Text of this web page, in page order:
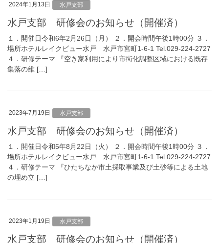
2024年1月13日 水戸支部
水戸支部 研修会のお知らせ（開催済）
１．開催日令和6年2月26日（月） ２．開会時間午後1時00分 ３．
場所ホテルレイクビュー水戸 水戸市宮町1-6-1 Tel.029-224-2727
４．研修テーマ 『空き家利用により市街化調整区域における既存
集落の維 […]
2023年7月19日 水戸支部
水戸支部 研修会のお知らせ（開催済）
１．開催日令和5年8月22日（火） ２．開会時間午後1時00分 ３．
場所ホテルレイクビュー水戸 水戸市宮町1-6-1 Tel.029-224-2727
４．研修テーマ 『ひたちなか市土採取事業及び土砂等による土地
の埋め立 […]
2023年1月19日 水戸支部
水戸支部 研修会のお知らせ（開催済）